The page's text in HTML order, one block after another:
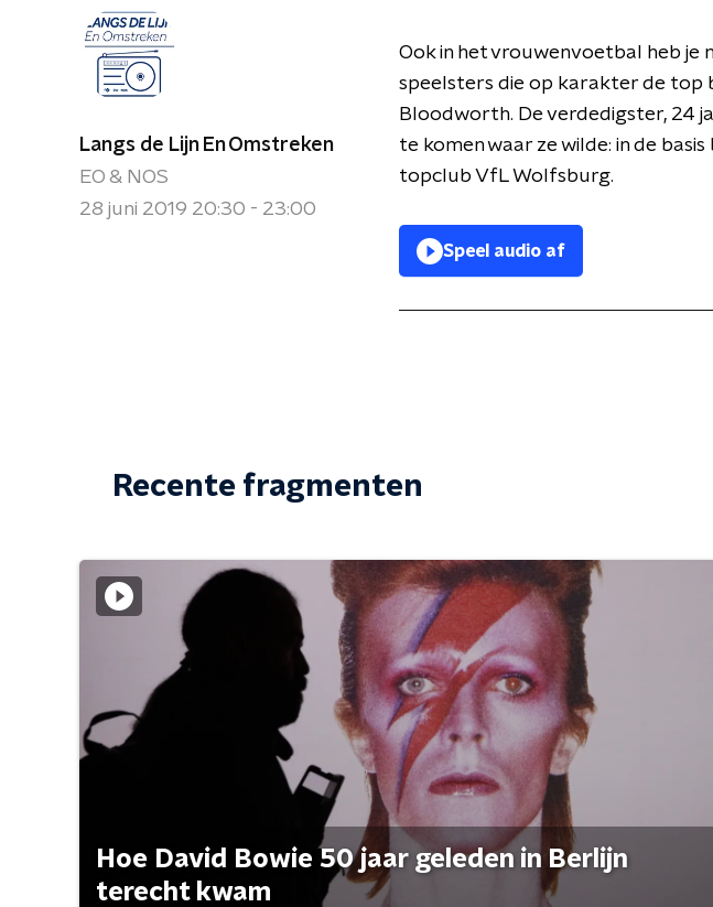
Langs de Lijn En Omstreken
EO & NOS
28 juni 2019 20:30 - 23:00
Ook in het vrouwenvoetbal heb je
speelsters die op karakter de top
Bloodworth. De verdedigster, 24
te komen waar ze wilde: in de
topclub VfL Wolfsburg.
Speel audio af
Recente fragmenten
Hoe David Bowie 50 jaar geleden in Berlijn
terecht kwam